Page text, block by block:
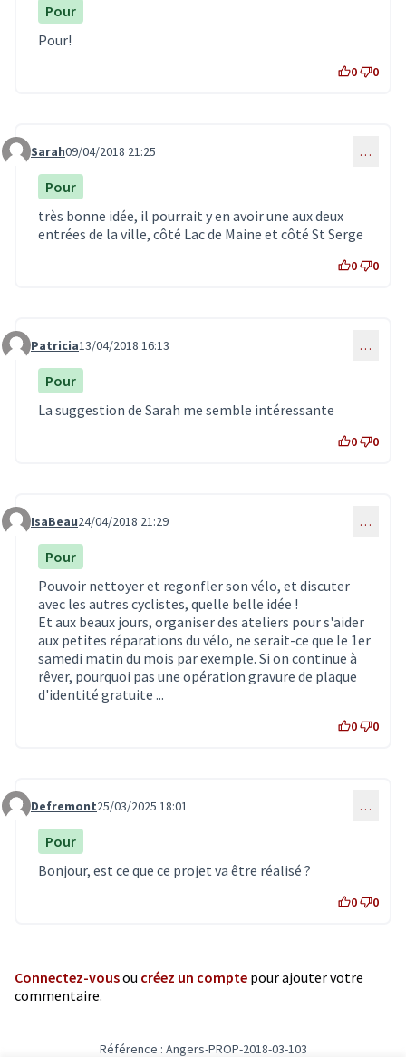
Pour
Pour!
0 0
Commentaire 511
Sarah09/04/2018 21:25 …
Pour
très bonne idée, il pourrait y en avoir une aux deux
entrées de la ville, côté Lac de Maine et côté St Serge
0 0
Commentaire 563
Patricia13/04/2018 16:13 …
Pour
La suggestion de Sarah me semble intéressante
0 0
Commentaire 653
IsaBeau24/04/2018 21:29 …
Pour
Pouvoir nettoyer et regonfler son vélo, et discuter
avec les autres cyclistes, quelle belle idée !
Et aux beaux jours, organiser des ateliers pour s'aider
aux petites réparations du vélo, ne serait-ce que le 1er
samedi matin du mois par exemple. Si on continue à
rêver, pourquoi pas une opération gravure de plaque
d'identité gratuite ...
0 0
Commentaire 7364
Defremont25/03/2025 18:01 …
Pour
Bonjour, est ce que ce projet va être réalisé ?
0 0
Connectez-vousou créez un compte pour ajouter votre
commentaire.
Référence : Angers-PROP-2018-03-103